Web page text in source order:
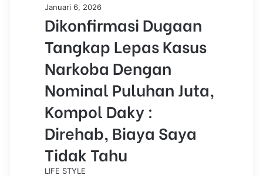
Januari 6, 2026
Dikonfirmasi Dugaan
Tangkap Lepas Kasus
Narkoba Dengan
Nominal Puluhan Juta,
Kompol Daky :
Direhab, Biaya Saya
Tidak Tahu
LIFE STYLE